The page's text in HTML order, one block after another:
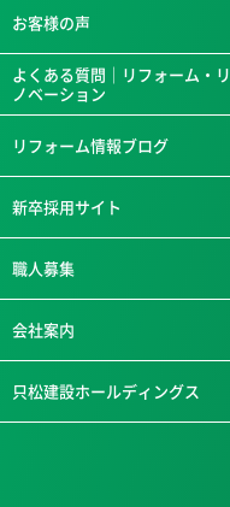
お客様の声
よくある質問｜リフォーム・リ
ノベーション
リフォーム情報ブログ
新卒採用サイト
職人募集
会社案内
只松建設ホールディングス